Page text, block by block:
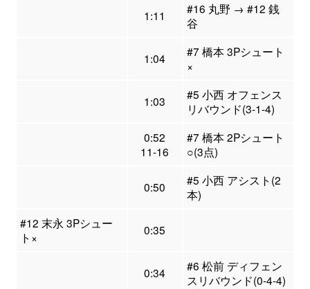
1:11
#16 丸野 → #12 銭
谷
1:04
#7 橋本 3Pシュート
×
1:03
#5 小西 オフェンス
リバウンド(3-1-4)
0:52
11-16
#7 橋本 2Pシュート
○(3点)
0:50
#5 小西 アシスト(2
本)
#12 末永 3Pシュー
ト×
0:35
0:34
#6 松前 ディフェン
スリバウンド(0-4-4)